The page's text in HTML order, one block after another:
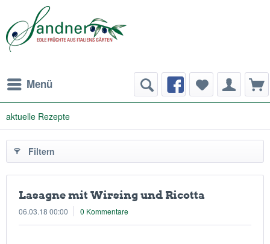
Menü
aktuelle Rezepte
Filtern
Lasagne mit Wirsing und Ricotta
06.03.18 00:00 0 Kommentare